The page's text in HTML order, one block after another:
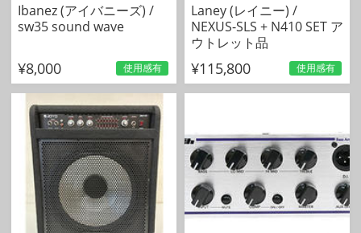
Ibanez (アイバニーズ) /
sw35 sound wave
¥8,000 使用感有
Laney (レイニー) /
NEXUS-SLS + N410 SET ア
ウトレット品
¥115,800 使用感有